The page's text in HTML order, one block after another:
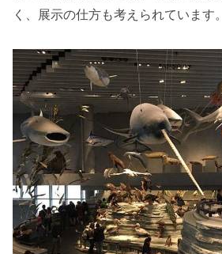
く、展示の仕方も考えられています。